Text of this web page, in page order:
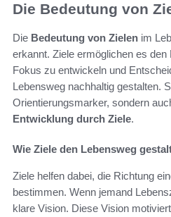
Die Bedeutung von
Die Bedeutung von Zielen im
erkannt. Ziele ermöglichen es
Fokus zu entwickeln und
Lebensweg nachhaltig gestalten.
Orientierungsmarker, sondern
Entwicklung durch Ziele.
Wie Ziele den Lebensweg
Ziele helfen dabei, die Richtung
bestimmen. Wenn jemand
klare Vision. Diese Vision